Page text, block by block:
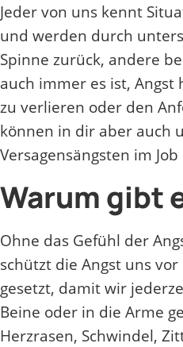
Jeder von uns kennt
und werden durch
Spinne zurück, andere
auch immer es ist, Angst
zu verlieren oder den
können in dir aber auch
Versagensängsten im
Warum gibt
Ohne das Gefühl der
schützt die Angst uns
gesetzt, damit wir
Beine oder in die Arme
Herzrasen, Schwindel,